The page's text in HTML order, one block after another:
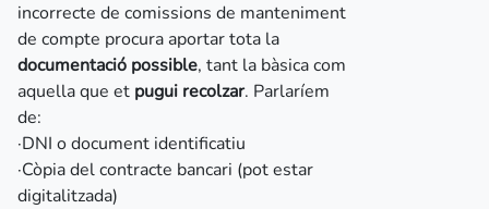
incorrecte de comissions de manteniment
de compte procura aportar tota la
documentació possible, tant la bàsica com
aquella que et pugui recolzar. Parlaríem
de:
·DNI o document identificatiu
·Còpia del contracte bancari (pot estar
digitalitzada)